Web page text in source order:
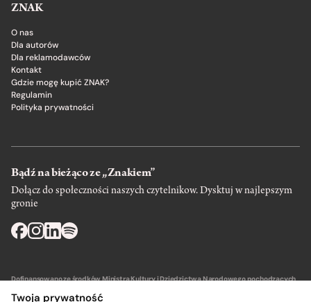
ZNAK
O nas
Dla autorów
Dla reklamodawców
Kontakt
Gdzie mogę kupić ZNAK?
Regulamin
Polityka prywatności
Bądź na bieżąco ze „Znakiem”
Dołącz do społeczności naszych czytelnikow. Dysktuj w najlepszym
gronie
Dofinansowano ze środków Ministra Kultury i Dziedzictwa Narodowego pochodzących
Twoja prywatność